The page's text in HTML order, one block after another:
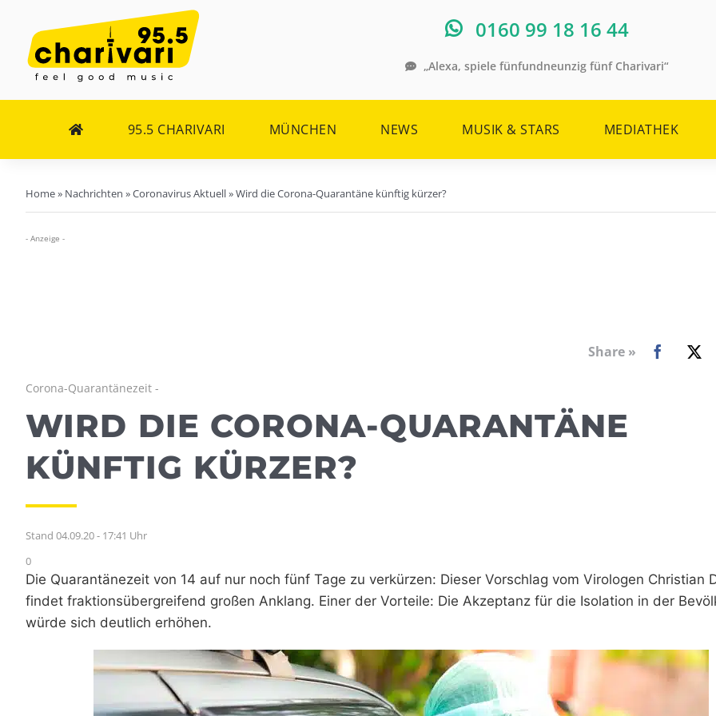
Inhalt
springen
0160 99 18 16 44
„Alexa, spiele fünfundneunzig fünf Charivari“
95.5 CHARIVARI MÜNCHEN NEWS MUSIK & STARS MEDIATHEK
Home» Nachrichten »Coronavirus Aktuell»Wird die Corona-Quarantäne künftig kürzer?
- Anzeige -
Share »
Corona-Quarantänezeit -
WIRD DIE CORONA-QUARANTÄNE
KÜNFTIG KÜRZER?
Stand 04.09.20 - 17:41 Uhr
0
Die Quarantänezeit von 14 auf nur noch fünf Tage zu verkürzen: Dieser Vorschlag vom Virologen Christian
findet fraktionsübergreifend großen Anklang. Einer der Vorteile: Die Akzeptanz für die Isolation in der
würde sich deutlich erhöhen.